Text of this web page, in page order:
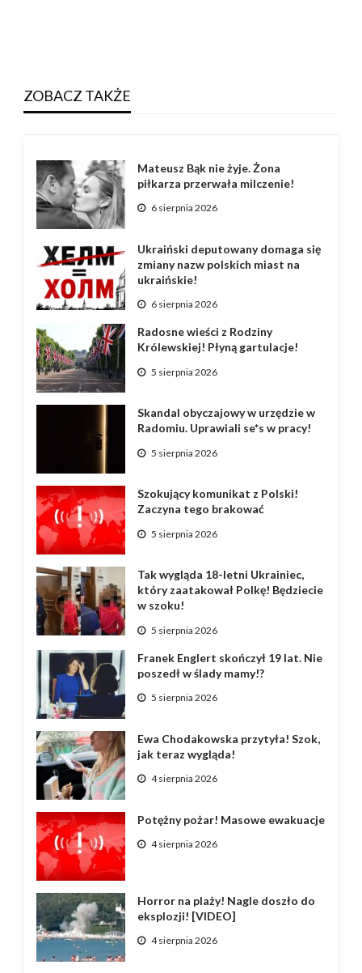
ZOBACZ TAKŻE
Mateusz Bąk nie żyje. Żona
piłkarza przerwała milczenie!
6 sierpnia 2026
Ukraiński deputowany domaga się
zmiany nazw polskich miast na
ukraińskie!
6 sierpnia 2026
Radosne wieści z Rodziny
Królewskiej! Płyną gartulacje!
5 sierpnia 2026
Skandal obyczajowy w urzędzie w
Radomiu. Uprawiali se*s w pracy!
5 sierpnia 2026
Szokujący komunikat z Polski!
Zaczyna tego brakować
5 sierpnia 2026
Tak wygląda 18-letni Ukrainiec,
który zaatakował Polkę! Będziecie
w szoku!
5 sierpnia 2026
Franek Englert skończył 19 lat. Nie
poszedł w ślady mamy!?
5 sierpnia 2026
Ewa Chodakowska przytyła! Szok,
jak teraz wygląda!
4 sierpnia 2026
Potężny pożar! Masowe ewakuacje
4 sierpnia 2026
Horror na plaży! Nagle doszło do
eksplozji! [VIDEO]
4 sierpnia 2026